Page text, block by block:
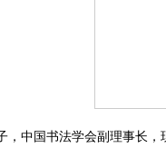
，中国书法学会副理事长